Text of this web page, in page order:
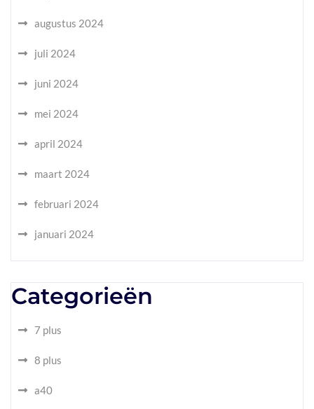
augustus 2024
juli 2024
juni 2024
mei 2024
april 2024
maart 2024
februari 2024
januari 2024
Categorieën
7 plus
8 plus
a40